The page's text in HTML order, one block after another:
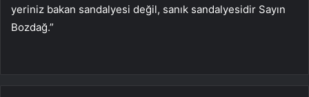
yeriniz bakan sandalyesi değil, sanık sandalyesidir Sayın
Bozdağ.”